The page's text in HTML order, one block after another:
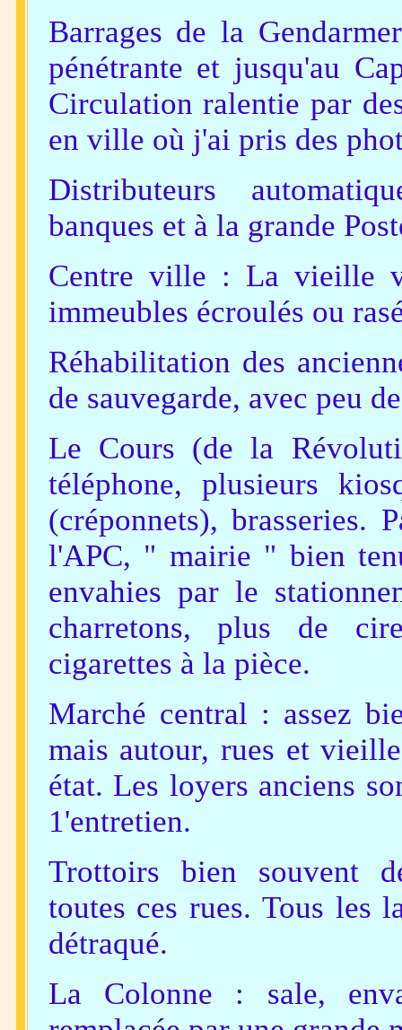
Barrages de la
pénétrante et jusqu'au
Circulation ralentie par
en ville où j'ai pris des
Distributeurs
banques et à la grande
Centre ville : La vieille
immeubles écroulés ou
Réhabilitation des
de sauvegarde, avec peu
Le Cours (de la
téléphone, plusieurs
(créponnets), brasseries.
l'APC, " mairie " bien
envahies par le
charretons, plus de
cigarettes à la pièce.
Marché central : assez
mais autour, rues et
état. Les loyers anciens
1'entretien.
Trottoirs bien souvent
toutes ces rues. Tous les
détraqué.
La Colonne : sale,